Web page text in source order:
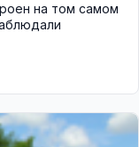
на том самом